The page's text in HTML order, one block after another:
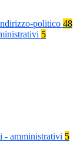
politico 48
5
- amministrativi 5